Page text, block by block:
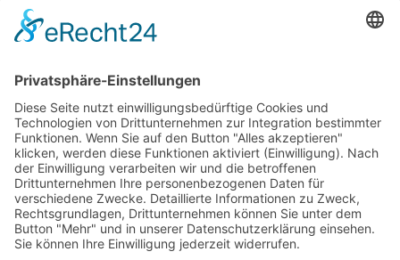
Steuerlast für Vermögende erheblich senkt. Diese Steuer muss
jährlich deklariert und entrichtet […]
Impressum
Datenschutz
Kooperation
Werbung
Presse- und Öffentlichkeitsarbeit
Aktuelles